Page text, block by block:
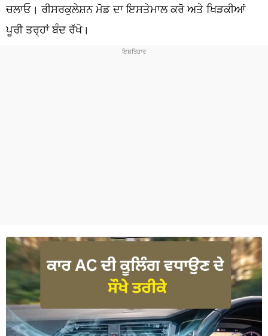
ਪੰਜਾਬ
ਚਲਾਓ। ਰੀਸਰਕੁਲੇਸ਼ਨ ਮੋਡ ਦਾ ਇਸਤੇਮਾਲ ਕਰੋ ਅਤੇ ਖਿੜਕੀਆਂ
ਪੂਰੀ ਤਰ੍ਹਾਂ ਬੰਦ ਰੱਖੋ।